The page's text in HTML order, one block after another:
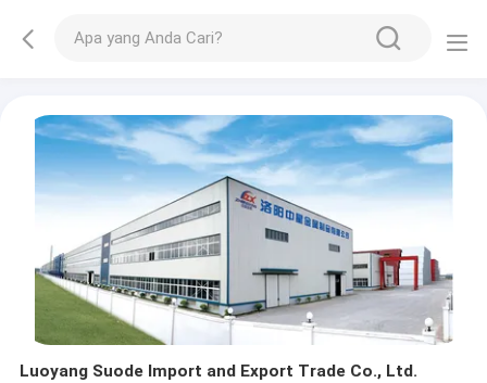
Luoyang Suode Import and Export Trade Co., Ltd.